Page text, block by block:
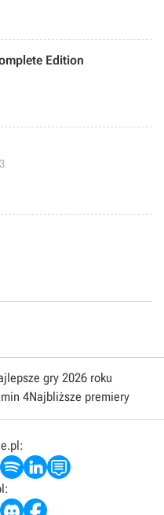
Edition
gry 2026 roku
4Najbliższe premiery